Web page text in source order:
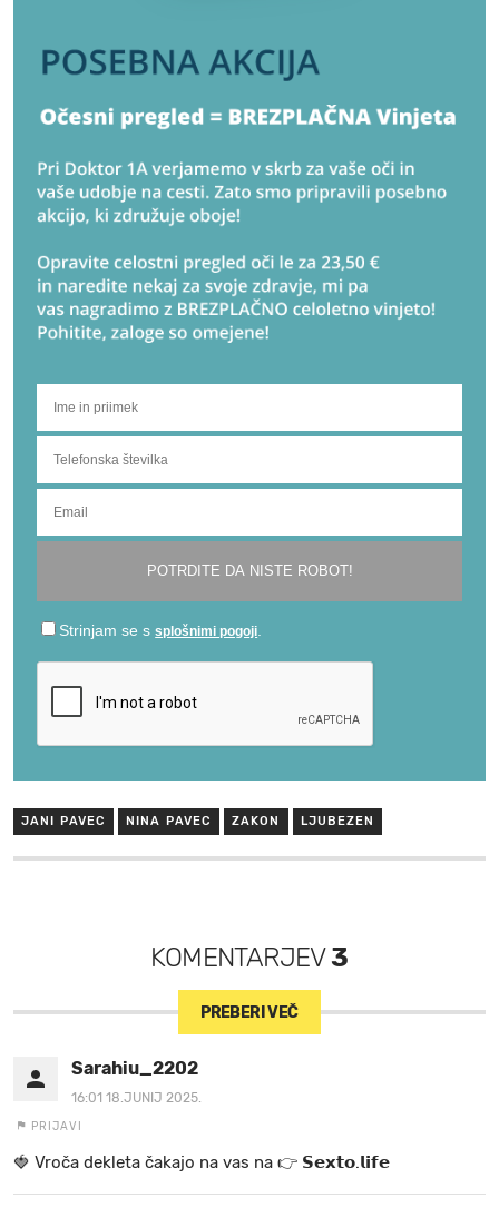
JANI PAVEC NINA PAVEC ZAKON LJUBEZEN
KOMENTARJEV3
PREBERI VEČ
Sarahiu_2202
16:01 18.JUNIJ 2025.
PRIJAVI
🍓 V r o č a d e k l e t a ča k a jo na va s n a 👉 𝗦𝗲𝘅𝘁𝗼.𝗹𝗶𝗳𝗲